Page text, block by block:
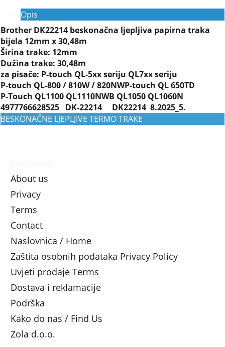
Opis
Brother DK22214 beskonačna ljepljiva papirna traka
bijela 12mm x 30,48m
Širina trake: 12mm
Dužina trake: 30,48m
za pisače: P-touch QL-5xx seriju QL7xx seriju
P-touch QL-800 / 810W / 820NWP-touch QL 650TD
P-Touch QL1100 QL1110NWB QL1050 QL1060N
4977766628525 DK-22214 DK22214 8.2025_5.
BESKONAČNE LJEPLJIVE TERMO TRAKE
About us
Privacy
Terms
Contact
Naslovnica / Home
Zaštita osobnih podataka Privacy Policy
Uvjeti prodaje Terms
Dostava i reklamacije
Podrška
Kako do nas / Find Us
Zola d.o.o.